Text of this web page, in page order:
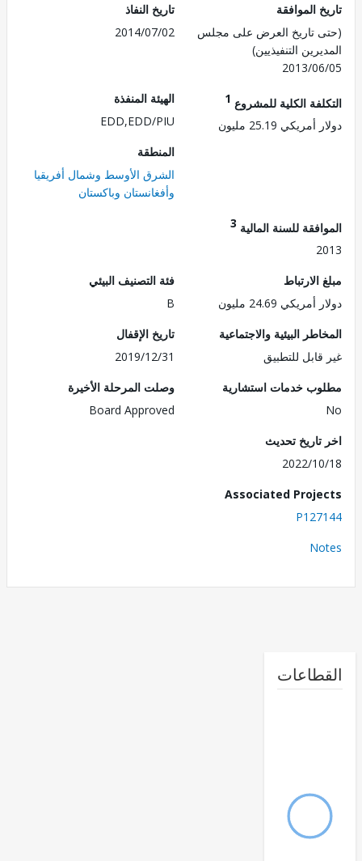
الموافقة
تاريخ العرض على مجلس
التنفيذيين)
2013/
تاريخ النفاذ
2014/07/02
الكلية للمشروع1
25.19 مليون
الهيئة المنفذة
EDD,EDD/PIU
الشرق الأوسط وشمال أفريقيا
وأفغانستان وباكستان
للسنة المالية3
24.69 مليون
فئة التصنيف البيئي
البيئية والاجتماعية
للتطبيق
تاريخ الإقفال
2019/12/31
خدمات استشارية
وصلت المرحلة الأخيرة
Board Approved
تحديث
2022/
Associated